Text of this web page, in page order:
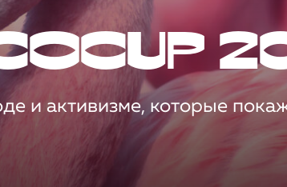
и активизме, которые